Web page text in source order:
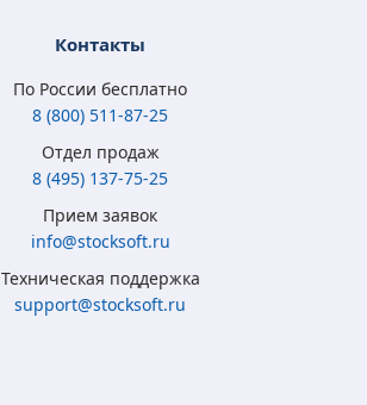
Контакты
По России бесплатно
8 (800) 511-87-25
Отдел продаж
8 (495) 137-75-25
Прием заявок
info@stocksoft.ru
Техническая поддержка
support@stocksoft.ru